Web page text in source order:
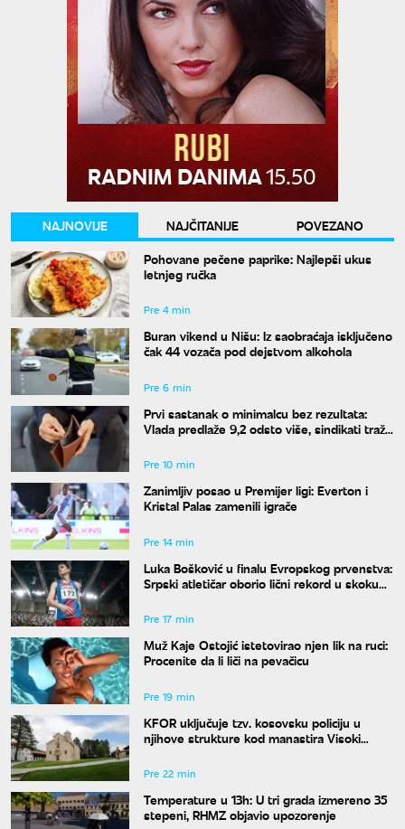
NAJNOVIJE NAJČITANIJE
POVEZANO
Pohovane pečene paprike: Najlepši ukus
letnjeg ručka
Pre 4 min
Buran vikend u Nišu: Iz saobraćaja isključeno
čak 44 vozača pod dejstvom alkohola
Pre 6 min
Prvi sastanak o minimalcu bez rezultata:
Vlada predlaže 9,2 odsto više, sindikati traže
Pre 10 min
Zanimljiv posao u Premijer ligi: Everton i
Kristal Palas zamenili igrače
Pre 14 min
Luka Bošković u finalu Evropskog prvenstva:
Srpski atletičar oborio lični rekord u skoku
Pre 17 min
Muž Kaje Ostojić istetovirao njen lik na ruci:
Procenite da li liči na pevačicu
Pre 19 min
KFOR uključuje tzv. kosovsku policiju u
njihove strukture kod manastira Visoki
Pre 22 min
Temperature u 13h: U tri grada izmereno 35
stepeni, RHMZ objavio upozorenje